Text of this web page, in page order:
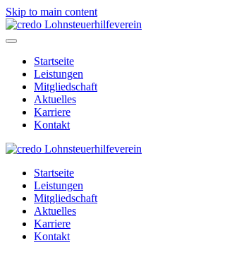
Skip to main content
Startseite
Leistungen
Mitgliedschaft
Aktuelles
Karriere
Kontakt
Startseite
Leistungen
Mitgliedschaft
Aktuelles
Karriere
Kontakt